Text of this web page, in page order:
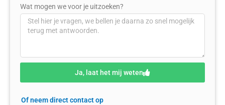
Wat mogen we voor je uitzoeken?
Ja, laat het mij weten
Of neem direct contact op